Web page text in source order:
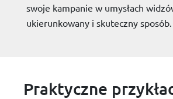
swoje kampanie w umysłach
ukierunkowany i skuteczny sposób.
Praktyczne